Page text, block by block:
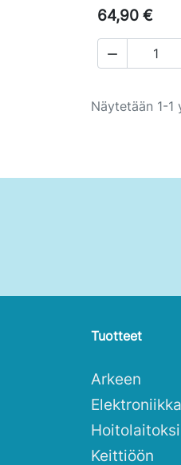
64,90 €

Näytetään 1-1
Tuotteet
Arkeen
Elektroniikka
Keittiöön